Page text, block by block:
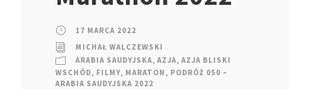
17 MARCA 2022
MICHAŁ WALCZEWSKI
ARABIA SAUDYJSKA, AZJA, AZJA BLISKI
WSCHÓD, FILMY, MARATON , PODRÓŻ 050 –
ARABIA SAUDYJSKA 2022